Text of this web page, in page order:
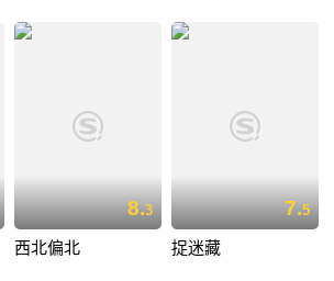
8.3
西北偏北
7.5
捉迷藏